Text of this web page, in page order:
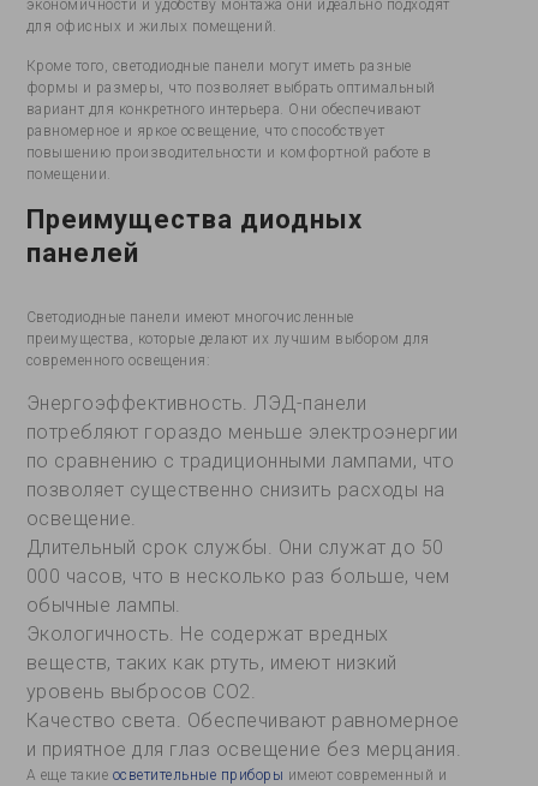
экономичности и удобству монтажа они идеально подходят
для офисных и жилых помещений.
Кроме того, светодиодные панели могут иметь разные
формы и размеры, что позволяет выбрать оптимальный
вариант для конкретного интерьера. Они обеспечивают
равномерное и яркое освещение, что способствует
повышению производительности и комфортной работе в
помещении.
Преимущества диодных
панелей
Светодиодные панели имеют многочисленные
преимущества, которые делают их лучшим выбором для
современного освещения:
Энергоэффективность. ЛЭД-панели
потребляют гораздо меньше электроэнергии
по сравнению с традиционными лампами, что
позволяет существенно снизить расходы на
освещение.
Длительный срок службы. Они служат до 50
000 часов, что в несколько раз больше, чем
обычные лампы.
Экологичность. Не содержат вредных
веществ, таких как ртуть, имеют низкий
уровень выбросов CO2.
Качество света. Обеспечивают равномерное
и приятное для глаз освещение без мерцания.
А еще такие осветительные приборы имеют современный и